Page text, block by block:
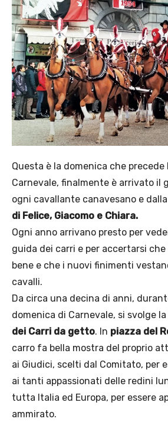
Questa è la domenica che
Carnevale, finalmente è arrivato il
ogni cavallante canavesano e dalla
di Felice, Giacomo e Chiara.
Ogni anno arrivano presto per
guida dei carri e per accertarsi
bene e che i nuovi finimenti
cavalli.
Da circa una decina di anni,
domenica di Carnevale, si svolge la
dei Carri da getto. In piazza del
carro fa bella mostra del proprio
ai Giudici, scelti dal Comitato, per
ai tanti appassionati delle redini
tutta Italia ed Europa, per essere
ammirato.